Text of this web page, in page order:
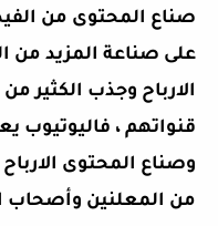
صناع المحتوى من
على صناعة المزيد من
الارباح وجذب الكثير
قنواتهم ، فاليوتيوب
وصناع المحتوى
من المعلنين وأصحاب